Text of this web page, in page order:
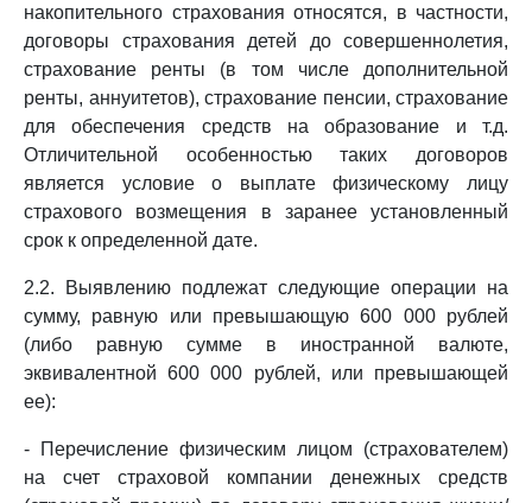
накопительного страхования относятся, в частности,
договоры страхования детей до совершеннолетия,
страхование ренты (в том числе дополнительной
ренты, аннуитетов), страхование пенсии, страхование
для обеспечения средств на образование и т.д.
Отличительной особенностью таких договоров
является условие о выплате физическому лицу
страхового возмещения в заранее установленный
срок к определенной дате.
2.2. Выявлению подлежат следующие операции на
сумму, равную или превышающую 600 000 рублей
(либо равную сумме в иностранной валюте,
эквивалентной 600 000 рублей, или превышающей
ее):
- Перечисление физическим лицом (страхователем)
на счет страховой компании денежных средств